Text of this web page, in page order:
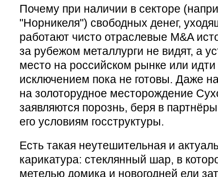
Почему при наличии в секторе
"Норникеля") свободных денег,
работают чисто отраслевые M&A
за рубежом металлурги не видят, а
место на российском рынке или
исключением пока не готовы. Даже
на золоторудное месторождение
заявляются порознь, беря в
его условиям госструктуры.
Есть такая неутешительная и
карикатура: стеклянный шар, в
метелью домика и новогодней ели